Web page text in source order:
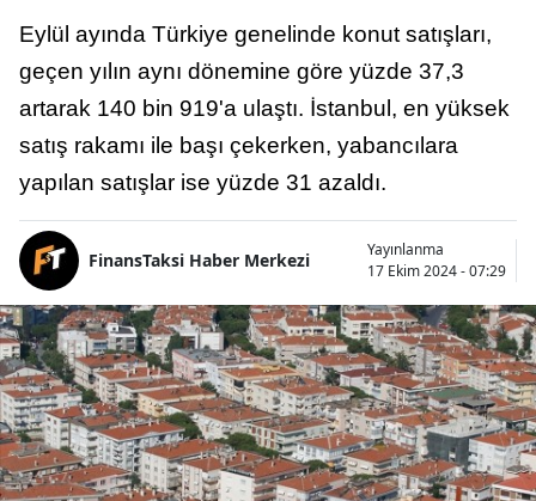
Eylül ayında Türkiye genelinde konut satışları,
geçen yılın aynı dönemine göre yüzde 37,3
artarak 140 bin 919'a ulaştı. İstanbul, en yüksek
satış rakamı ile başı çekerken, yabancılara
yapılan satışlar ise yüzde 31 azaldı.
FinansTaksi Haber Merkezi
Yayınlanma
17 Ekim 2024 - 07:29